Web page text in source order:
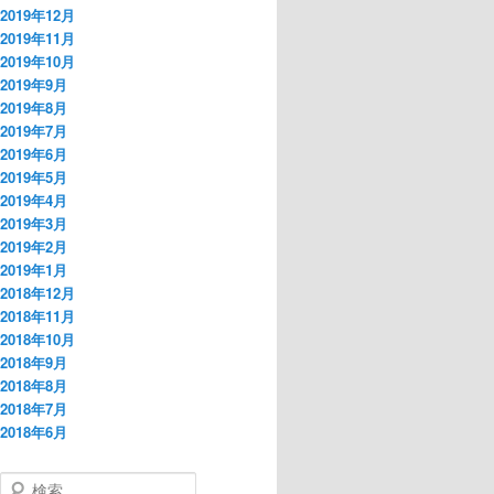
2019年12月
2019年11月
2019年10月
2019年9月
2019年8月
2019年7月
2019年6月
2019年5月
2019年4月
2019年3月
2019年2月
2019年1月
2018年12月
2018年11月
2018年10月
2018年9月
2018年8月
2018年7月
2018年6月
検